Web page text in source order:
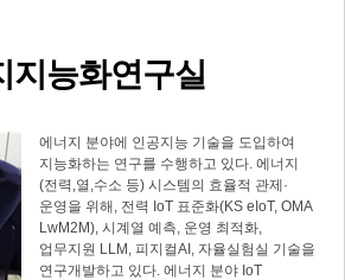
지능화연구실
에너지 분야에 인공지능 기술을 도입하여
지능화하는 연구를 수행하고 있다. 에너지
(전력,열,수소 등) 시스템의 효율적 관제·
운영을 위해, 전력 IoT 표준화(KS eIoT, OMA
LwM2M), 시계열 예측, 운영 최적화,
업무지원 LLM, 피지컬AI, 자율실험실 기술을
연구개발하고 있다. 에너지 분야 IoT